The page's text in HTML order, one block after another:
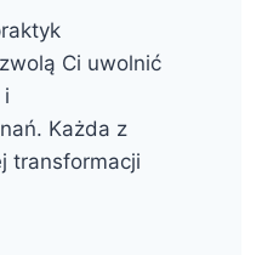
Ci uwolnić
Każda z
transformacji